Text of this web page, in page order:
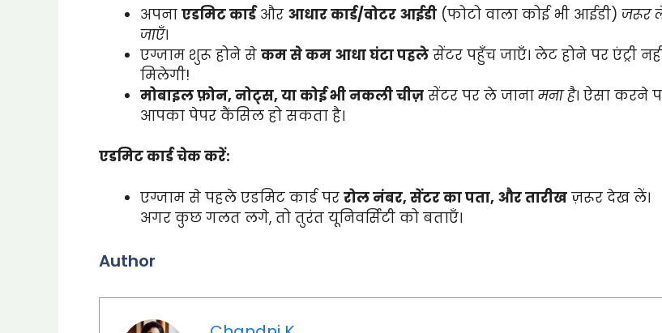
अपना एडमिट कार्डऔर आधार कार्ड/वोटर आईडी (फोटो वाला कोई भी आईडी) जरूर
जाएँ।
एग्जाम शुरू होने से कम से कम आधा घंटा पहले सेंटर पहुँच जाएँ। लेट होने पर एंट्री
मिलेगी!
मोबाइल फ़ोन, नोट्स, या कोई भी नकली चीज़ सेंटर पर ले जाना मना है। ऐसा करने
आपका पेपर कैंसिल हो सकता है।
एडमिट कार्ड चेक करें:
एग्जाम से पहले एडमिट कार्ड पर रोल नंबर, सेंटर का पता, और तारीख ज़रूर देख लें।
अगर कुछ गलत लगे, तो तुरंत यूनिवर्सिटी को बताएँ।
Author